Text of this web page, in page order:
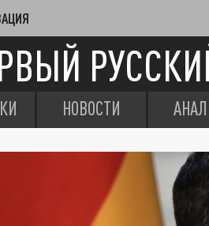
НОВОСТИ